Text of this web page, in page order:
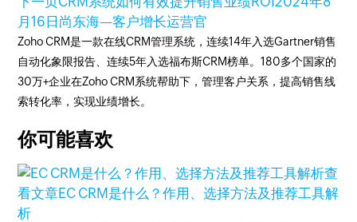
月16日 尚东海—客户增长运营官
Zoho CRM是一款在线CRM管理系统，连续14年入选Gartner销售
自动化象限报告、连续5年入选福布斯CRM榜单。180多个国家的
30万+企业在Zoho CRM系统帮助下，管理客户关系，提高销售线
索转化率，实现业绩增长。
你可能喜欢
查
看文章EC CRM是什么？作用、选择方法及推荐工具解
析